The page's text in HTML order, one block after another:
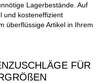
Lagerbestände. Auf
und kosteneffizient
überflüssige Artikel in Ihrem
FÜR